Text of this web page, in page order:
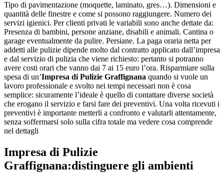
Tipo di pavimentazione (moquette, laminato, gres…). Dimensioni e
quantità delle finestre e come si possono raggiungere. Numero dei
servizi igienici. Per clienti privati le variabili sono anche dettate da:
Presenza di bambini, persone anziane, disabili e animali. Cantina o
garage eventualmente da pulire. Persiane. La paga oraria netta per
addetti alle pulizie dipende molto dal contratto applicato dall’impresa
e dal servizio di pulizia che viene richiesto: pertanto si potranno
avere costi orari che vanno dai 7 ai 15 euro l’ora. Risparmiare sulla
spesa di un’Impresa di Pulizie Graffignana quando si vuole un
lavoro professionale e svolto nei tempi necessari non è cosa
semplice: sicuramente l’ideale è quello di contattare diverse società
che erogano il servizio e farsi fare dei preventivi. Una volta ricevuti i
preventivi è importante metterli a confronto e valutarli attentamente,
senza soffermarsi solo sulla cifra totale ma vedere cosa comprende
nel dettagli
Impresa di Pulizie
Graffignana:distinguere gli ambienti